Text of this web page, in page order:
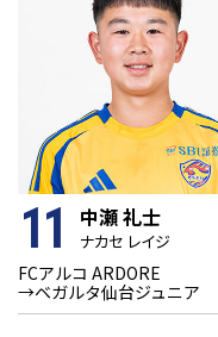
中瀬 礼士
ナカセ レイジ
11
FCアルコ ARDORE
→ベガルタ仙台ジュニア